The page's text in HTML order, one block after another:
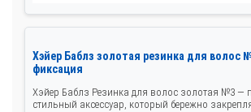
Хэйер Баблз золотая резинка для волос
фиксация
Хэйер Баблз Резинка для волос золотая №3 —
стильный аксессуар, который бережно